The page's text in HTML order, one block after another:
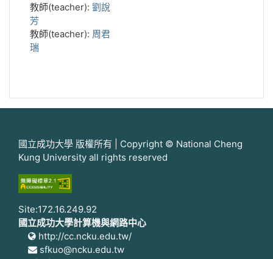
教師(teacher): 劉說
芳
教師(teacher): 周君
瑞
國立成功大學 版權所有 | Copyright © National Cheng
Kung University all rights reserved
Site:172.16.249.92
國立成功大學計算機與網路中心
http://cc.ncku.edu.tw/
sfkuo@ncku.edu.tw